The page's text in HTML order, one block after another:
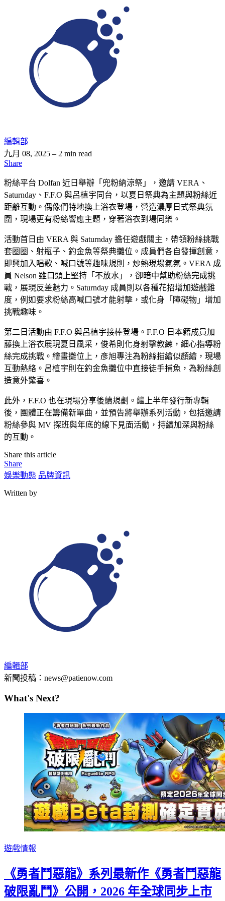
編輯部
九月 08, 2025 – 2 min read
Share
粉絲平台 Dolfan 近日舉辦「兜粉納涼祭」，邀請 VERA、
Saturnday、F.F.O 與呂植宇同台，以夏日祭典為主題與粉絲近
距離互動。偶像們特地換上浴衣登場，營造濃厚日式祭典氛
圍，現場更有粉絲響應主題，穿著浴衣到場同樂。
活動首日由 VERA 與 Saturnday 擔任遊戲關主，帶領粉絲挑戰
套圈圈、射瓶子、釣金魚等祭典攤位。成員們各自發揮創意，
即興加入唱歌、喊口號等趣味規則，炒熱現場氣氛。VERA 成
員 Nelson 雖口頭上堅持「不放水」，卻暗中幫助粉絲完成挑
戰，展現反差魅力。Saturnday 成員則以各種花招增加遊戲難
度，例如要求粉絲高喊口號才能射擊，或化身「障礙物」增加
挑戰趣味。
第二日活動由 F.F.O 與呂植宇接棒登場。F.F.O 日本籍成員加
藤換上浴衣展現夏日風采，俊希則化身射擊教練，細心指導粉
絲完成挑戰。繪畫攤位上，彥旭專注為粉絲描繪似顏繪，現場
互動熱絡。呂植宇則在釣金魚攤位中直接徒手捕魚，為粉絲創
造意外驚喜。
此外，F.F.O 也在現場分享後續規劃。繼上半年發行新專輯
後，團體正在籌備新單曲，並預告將舉辦系列活動，包括邀請
粉絲參與 MV 探班與年底的線下見面活動，持續加深與粉絲
的互動。
Share this article
Share
娛樂動態 品牌資訊
Written by
編輯部
新聞投稿：news@patienow.com
What's Next?
遊戲情報
《勇者鬥惡龍》系列最新作《勇者鬥惡龍
破限亂鬥》公開，2026 年全球同步上市